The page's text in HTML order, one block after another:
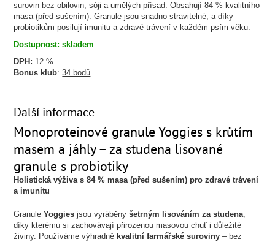
surovin bez obilovin, sóji a umělých přísad. Obsahují 84 % kvalitního
masa (před sušením). Granule jsou snadno stravitelné, a díky
probiotikům posilují imunitu a zdravé trávení v každém psím věku.
Dostupnost: skladem
DPH: 12 %
Bonus klub:34 bodů
Další informace
Monoproteinové granule Yoggies s krůtím
masem a jáhly– za studena lisované
granule s probiotiky
Holistická výživa s 84 % masa (před sušením) pro zdravé trávení
a imunitu
GranuleYoggies jsou vyráběnyšetrným lisováním za studena,
díky kterému si zachovávají přirozenou masovou chuť i důležité
živiny. Používáme výhradně kvalitní farmářské suroviny – bez